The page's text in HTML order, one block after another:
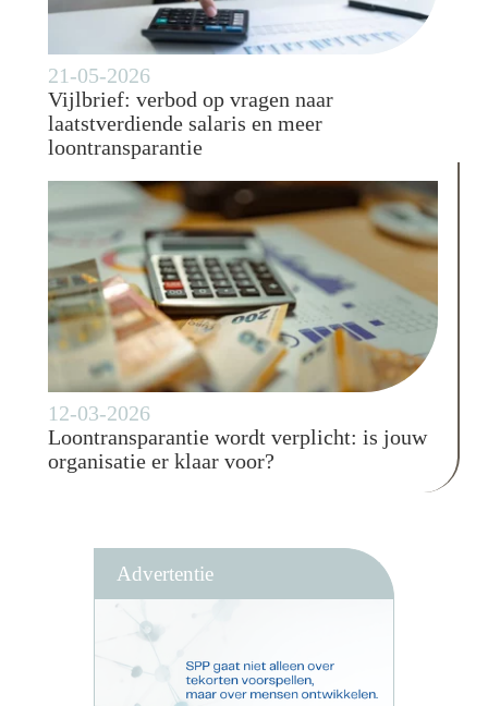
21-05-2026
Vijlbrief: verbod op vragen naar
laatstverdiende salaris en meer
loontransparantie
12-03-2026
Loontransparantie wordt verplicht: is jouw
organisatie er klaar voor?
Advertentie